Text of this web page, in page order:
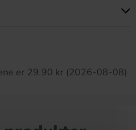
er 29.90 kr (2026-08-08)